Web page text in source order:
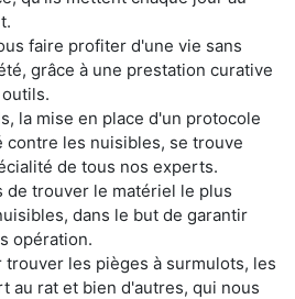
faire profiter d'une vie sans
grâce à une prestation curative
la mise en place d'un protocole
contre les nuisibles, se trouve
de tous nos experts.
de trouver le matériel le plus
dans le but de garantir
opération.
les pièges à surmulots, les
au rat et bien d'autres, qui nous